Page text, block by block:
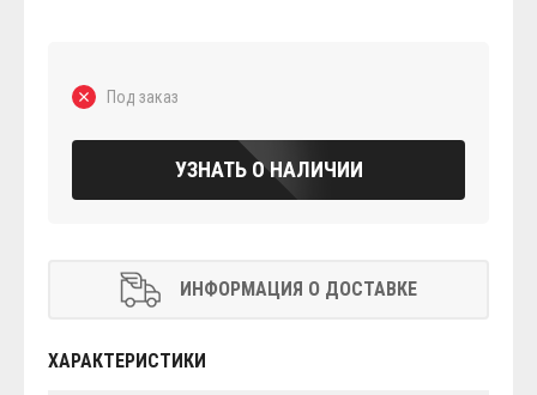
Под заказ
УЗНАТЬ О НАЛИЧИИ
ИНФОРМАЦИЯ О ДОСТАВКЕ
ХАРАКТЕРИСТИКИ